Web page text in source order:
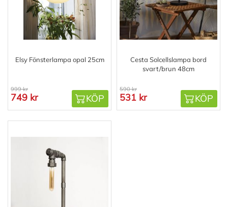
Elsy Fönsterlampa opal 25cm
999 kr
749 kr KÖP
Cesta Solcellslampa bord
svart/brun 48cm
590 kr
531 kr KÖP